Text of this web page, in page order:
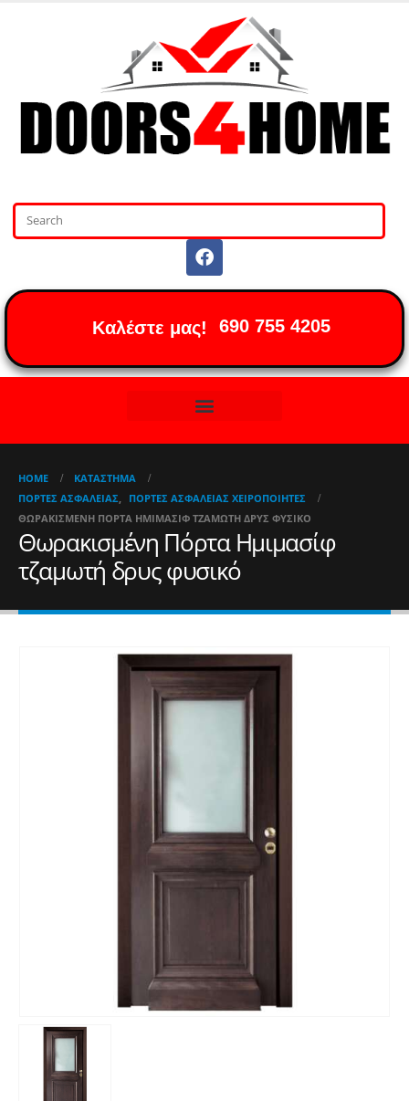
Καλέστε μας! 690 755 4205
HOME
ΚΑΤΆΣΤΗΜΑ
ΠΌΡΤΕΣ ΑΣΦΑΛΕΊΑΣ
ΠΌΡΤΕΣ ΑΣΦΑΛΕΊΑΣ ΧΕΙΡΟΠΟΊΗΤΕΣ
ΘΩΡΑΚΙΣΜΈΝΗ ΠΌΡΤΑ ΗΜΙΜΑΣΊΦ ΤΖΑΜΩΤΉ ΔΡΥΣ ΦΥΣΙΚΌ
Θωρακισμένη Πόρτα Ημιμασίφ
τζαμωτή δρυς φυσικό